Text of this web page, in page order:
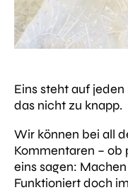
Eins steht auf
das nicht zu knapp.
Wir können bei all
Kommentaren – ob
eins sagen:
Funktioniert doch